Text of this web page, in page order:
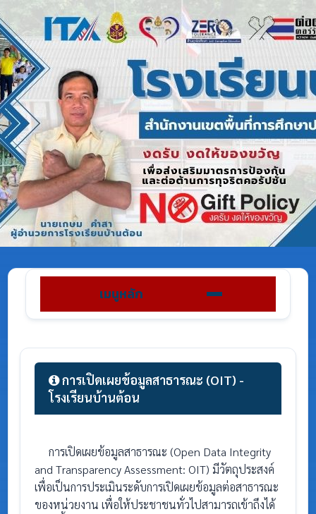
เมนูหลัก
การเปิดเผยข้อมูลสาธารณะ (OIT) -
โรงเรียนบ้านต้อน
การเปิดเผยข้อมูลสาธารณะ (Open Data Integrity
and Transparency Assessment: OIT) มีวัตถุประสงค์
เพื่อเป็นการประเมินระดับการเปิดเผยข้อมูลต่อสาธารณะ
ของหน่วยงาน เพื่อให้ประชาชนทั่วไปสามารถเข้าถึงได้